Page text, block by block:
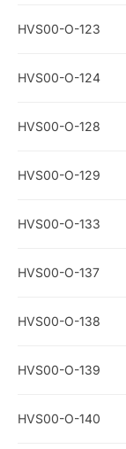
HVS00-O-123
HVS00-O-124
HVS00-O-128
HVS00-O-129
HVS00-O-133
HVS00-O-137
HVS00-O-138
HVS00-O-139
HVS00-O-140